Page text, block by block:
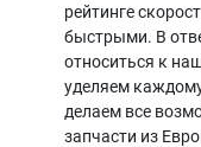
рейтинге
быстрыми. В
относиться к
уделяем
делаем все
запчасти из